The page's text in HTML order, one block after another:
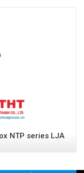
NTP series LJA